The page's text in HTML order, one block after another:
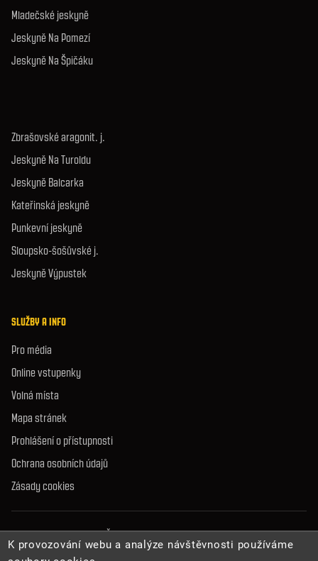
Mladečské jeskyně
Jeskyně Na Pomezí
Jeskyně Na Špičáku
Zbrašovské aragonit. j.
Jeskyně Na Turoldu
Jeskyně Balcarka
Kateřinská jeskyně
Punkevní jeskyně
Sloupsko-šošůvské j.
Jeskyně Výpustek
SLUŽBY A INFO
Pro média
Online vstupenky
Volná místa
Mapa stránek
Prohlášení o přístupnosti
Ochrana osobních údajů
Zásady cookies
© 2026 Správa jeskyní České republiky. Všechna práva vyhrazena.
K provozování webu a analýze návštěvnosti používáme